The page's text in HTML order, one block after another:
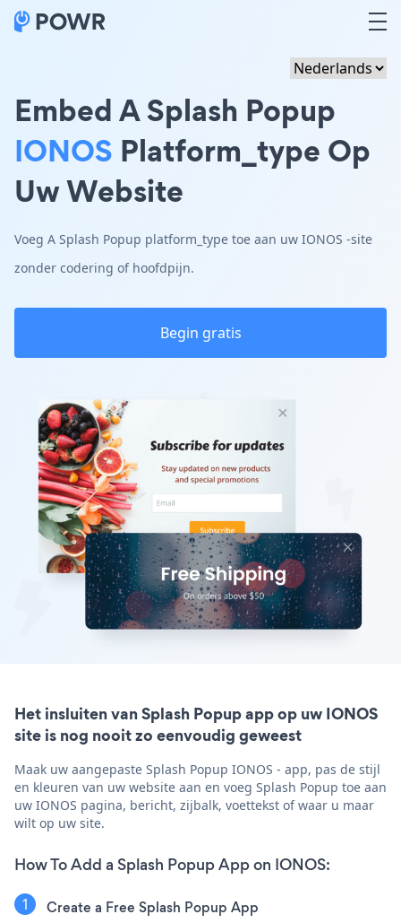
Embed A Splash Popup
IONOS Platform_type Op
Uw Website
Voeg A Splash Popup platform_type toe aan uw IONOS -site
zonder codering of hoofdpijn.
Begin gratis
Het insluiten van Splash Popup app op uw IONOS
site is nog nooit zo eenvoudig geweest
Maak uw aangepaste Splash Popup IONOS - app, pas de stijl
en kleuren van uw website aan en voeg Splash Popup toe aan
uw IONOS pagina, bericht, zijbalk, voettekst of waar u maar
wilt op uw site.
How To Add a Splash Popup App on IONOS:
Create a Free Splash Popup App